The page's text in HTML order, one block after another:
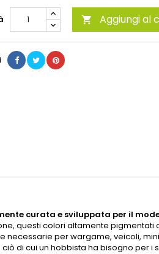
 Aggiungi al
curata e sviluppata per il
questi colori altamente pigmentati
necessarie per wargame, veicoli,
di cui un hobbista ha bisogno per i